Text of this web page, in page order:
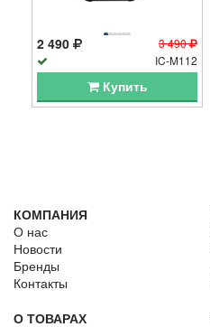
3 490
2 490
IC-M112
Купить
КОМПАНИЯ
О нас
Новости
Бренды
Контакты
О ТОВАРАХ